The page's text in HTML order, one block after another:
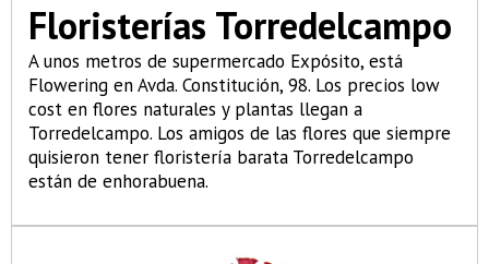
Floristerías Torredelcampo
A unos metros de supermercado Expósito, está
Flowering en Avda. Constitución, 98. Los precios low
cost en flores naturales y plantas llegan a
Torredelcampo. Los amigos de las flores que siempre
quisieron tener floristería barata Torredelcampo
están de enhorabuena.